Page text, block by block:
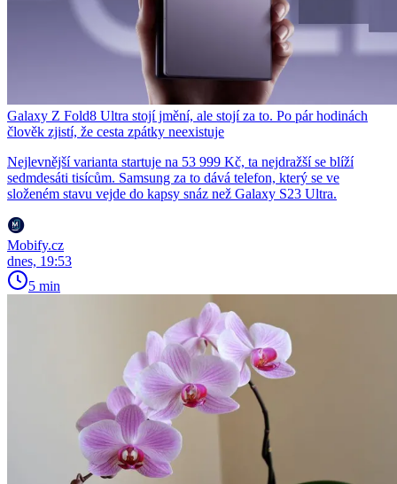
Galaxy Z Fold8 Ultra stojí jmění, ale stojí za to. Po pár hodinách
člověk zjistí, že cesta zpátky neexistuje
Nejlevnější varianta startuje na 53 999 Kč, ta nejdražší se blíží
sedmdesáti tisícům. Samsung za to dává telefon, který se ve
složeném stavu vejde do kapsy snáz než Galaxy S23 Ultra.
Mobify.cz
dnes, 19:53
5 min